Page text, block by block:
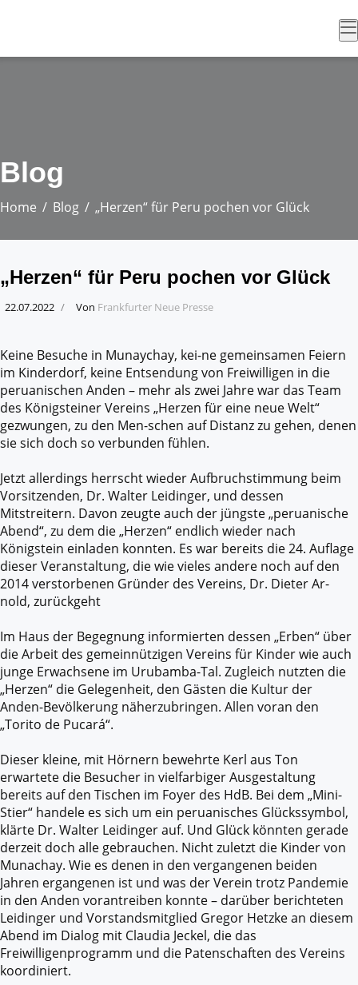
Blog
Home Blog „Herzen“ für Peru pochen vor Glück
„Herzen“ für Peru pochen vor Glück
22.07.2022 Von Frankfurter Neue Presse
Keine Besuche in Munaychay, kei-ne gemeinsamen Feiern
im Kinderdorf, keine Entsendung von Freiwilligen in die
peruanischen Anden – mehr als zwei Jahre war das Team
des Königsteiner Vereins „Herzen für eine neue Welt“
gezwungen, zu den Men-schen auf Distanz zu gehen, denen
sie sich doch so verbunden fühlen.
Jetzt allerdings herrscht wieder Aufbruchstimmung beim
Vorsitzenden, Dr. Walter Leidinger, und dessen
Mitstreitern. Davon zeugte auch der jüngste „peruanische
Abend“, zu dem die „Herzen“ endlich wieder nach
Königstein einladen konnten. Es war bereits die 24. Auflage
dieser Veranstaltung, die wie vieles andere noch auf den
2014 verstorbenen Gründer des Vereins, Dr. Dieter Ar-
nold, zurückgeht
Im Haus der Begegnung informierten dessen „Erben“ über
die Arbeit des gemeinnützigen Vereins für Kinder wie auch
junge Erwachsene im Urubamba-Tal. Zugleich nutzten die
„Herzen“ die Gelegenheit, den Gästen die Kultur der
Anden-Bevölkerung näherzubringen. Allen voran den
„Torito de Pucará“.
Dieser kleine, mit Hörnern bewehrte Kerl aus Ton
erwartete die Besucher in vielfarbiger Ausgestaltung
bereits auf den Tischen im Foyer des HdB. Bei dem „Mini-
Stier“ handele es sich um ein peruanisches Glückssymbol,
klärte Dr. Walter Leidinger auf. Und Glück könnten gerade
derzeit doch alle gebrauchen. Nicht zuletzt die Kinder von
Munachay. Wie es denen in den vergangenen beiden
Jahren ergangenen ist und was der Verein trotz Pandemie
in den Anden vorantreiben konnte – darüber berichteten
Leidinger und Vorstandsmitglied Gregor Hetzke an diesem
Abend im Dialog mit Claudia Jeckel, die das
Freiwilligenprogramm und die Patenschaften des Vereins
koordiniert.